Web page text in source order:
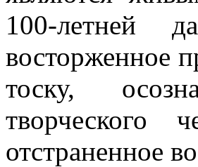
100-летней
восторженное
тоску,
творческого
отстраненное